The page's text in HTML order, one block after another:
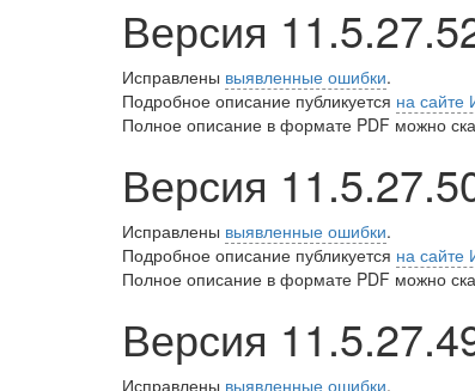
Версия
Исправлены выявленные ошибки.
Подробное описание публикуется на сайте
Полное описание в формате PDF можно
Версия
Исправлены выявленные ошибки.
Подробное описание публикуется на сайте
Полное описание в формате PDF можно
Версия
Исправлены выявленные ошибки.